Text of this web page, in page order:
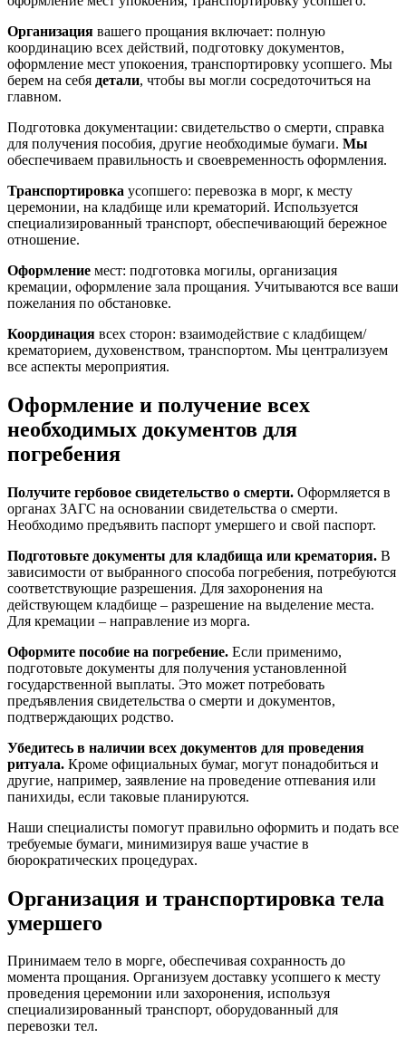
Организация вашего прощания включает: полную
координацию всех действий, подготовку документов,
оформление мест упокоения, транспортировку усопшего. Мы
берем на себя детали, чтобы вы могли сосредоточиться на
главном.
Подготовка документации: свидетельство о смерти, справка
для получения пособия, другие необходимые бумаги. Мы
обеспечиваем правильность и своевременность оформления.
Транспортировка усопшего: перевозка в морг, к месту
церемонии, на кладбище или крематорий. Используется
специализированный транспорт, обеспечивающий бережное
отношение.
Оформление мест: подготовка могилы, организация
кремации, оформление зала прощания. Учитываются все ваши
пожелания по обстановке.
Координация всех сторон: взаимодействие с кладбищем/
крематорием, духовенством, транспортом. Мы централизуем
все аспекты мероприятия.
Оформление и получение всех
необходимых документов для
погребения
Получите гербовое свидетельство о смерти. Оформляется в
органах ЗАГС на основании свидетельства о смерти.
Необходимо предъявить паспорт умершего и свой паспорт.
Подготовьте документы для кладбища или крематория. В
зависимости от выбранного способа погребения, потребуются
соответствующие разрешения. Для захоронения на
действующем кладбище – разрешение на выделение места.
Для кремации – направление из морга.
Оформите пособие на погребение. Если применимо,
подготовьте документы для получения установленной
государственной выплаты. Это может потребовать
предъявления свидетельства о смерти и документов,
подтверждающих родство.
Убедитесь в наличии всех документов для проведения
ритуала. Кроме официальных бумаг, могут понадобиться и
другие, например, заявление на проведение отпевания или
панихиды, если таковые планируются.
Наши специалисты помогут правильно оформить и подать все
требуемые бумаги, минимизируя ваше участие в
бюрократических процедурах.
Организация и транспортировка тела
умершего
Принимаем тело в морге, обеспечивая сохранность до
момента прощания. Организуем доставку усопшего к месту
проведения церемонии или захоронения, используя
специализированный транспорт, оборудованный для
перевозки тел.